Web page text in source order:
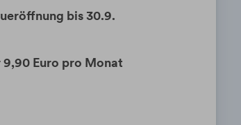
bis 30.9.
9,90 Euro pro Monat